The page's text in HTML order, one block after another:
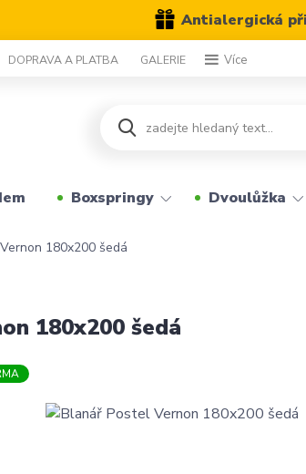
Antialergická
DOPRAVA A PLATBA GALERIE Více
Boxspringy Dvoulůžka
180x200 šedá
180x200 šedá